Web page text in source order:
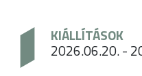
KIÁLLÍTÁSOK
2026.06.20. -